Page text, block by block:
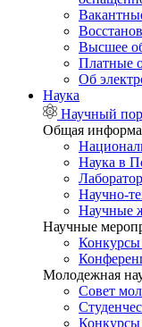
Высшее
Платные
Об
Наука
Научный
Общая
Наука в
Научно-
Научные
Научные
Молодежная
Совет